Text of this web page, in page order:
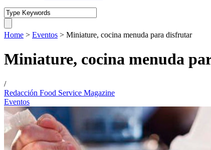
Home > Eventos > Miniature, cocina menuda para disfrutar
Miniature, cocina menuda
/
Redacción Food Service Magazine
Eventos